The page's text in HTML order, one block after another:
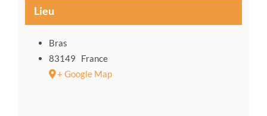
Lieu
Bras
83149
France
+ Google Map